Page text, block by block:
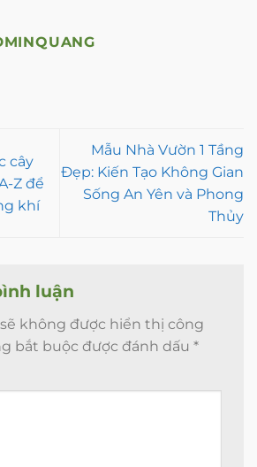
cây
Z để
khí
Mẫu Nhà Vườn 1 Tầng
Đẹp: Kiến Tạo Không Gian
Sống An Yên và Phong
Thủy
luận
không được hiển thị công
bắt buộc được đánh dấu *